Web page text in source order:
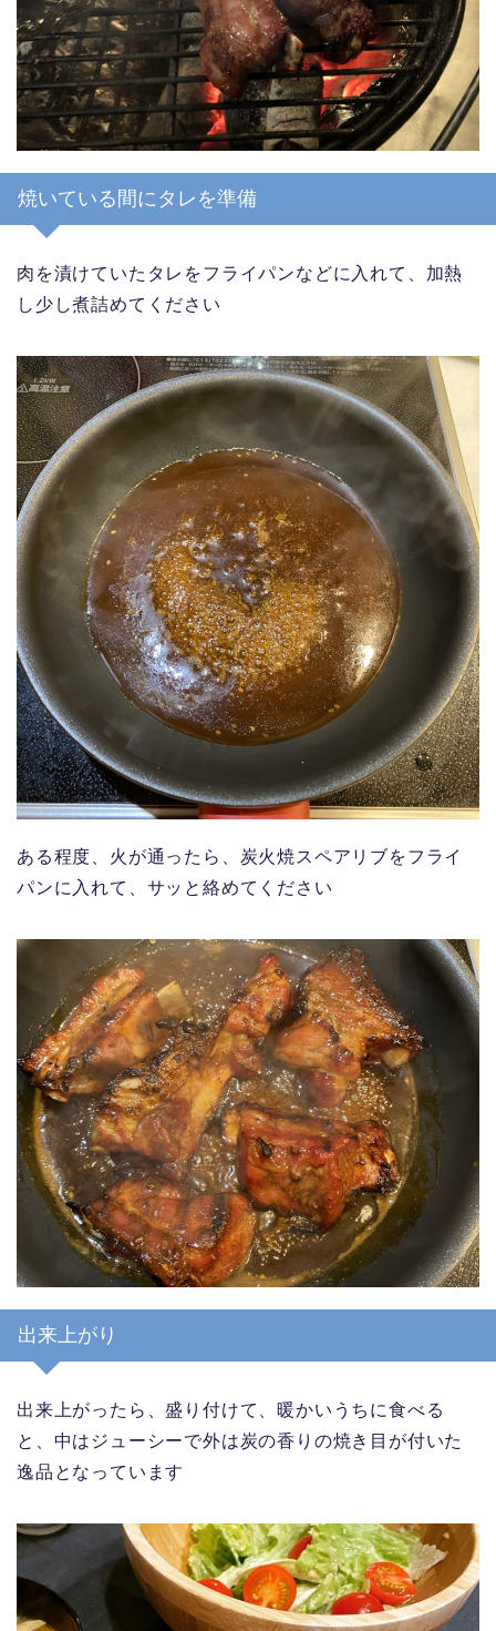
焼いている間にタレを準備
肉を漬けていたタレをフライパンなどに入れて、加熱
し少し煮詰めてください
ある程度、火が通ったら、炭火焼スペアリブをフライ
パンに入れて、サッと絡めてください
出来上がり
出来上がったら、盛り付けて、暖かいうちに食べる
と、中はジューシーで外は炭の香りの焼き目が付いた
逸品となっています